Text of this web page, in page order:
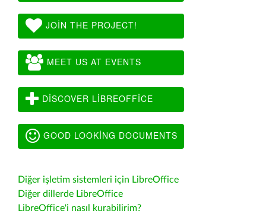
JOIN THE PROJECT!
MEET US AT EVENTS
DISCOVER LIBREOFFICE
GOOD LOOKING DOCUMENTS
Diğer işletim sistemleri için LibreOffice
Diğer dillerde LibreOffice
LibreOffice'i nasıl kurabilirim?